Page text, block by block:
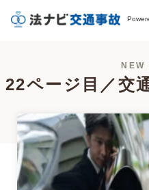
NEW
22ページ目／交